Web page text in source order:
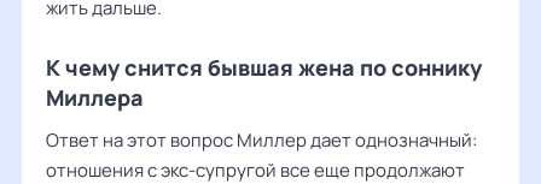
жить дальше.
К чему снится бывшая жена по соннику
Миллера
Ответ на этот вопрос Миллер дает однозначный:
отношения с экс-супругой все еще продолжают